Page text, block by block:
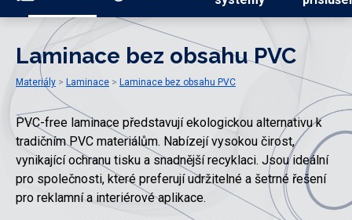
Laminace bez obsahu PVC
Materiály Laminace Laminace bez obsahu PVC
PVC-free laminace představují ekologickou alternativu k
tradičním PVC materiálům. Nabízejí vysokou čirost,
vynikající ochranu tisku a snadnější recyklaci. Jsou ideální
pro společnosti, které preferují udržitelné a šetrné řešení
pro reklamní a interiérové aplikace.